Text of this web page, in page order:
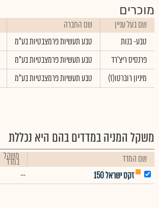
מוכרים
שם בעל עניין שם החברה
טבע- בנות
טבע תעשיות פרמצבטיות בע"מ
פרנסיס ריצ'רד
טבע תעשיות פרמצבטיות בע"מ
מיניון רוברטו(ז)
טבע תעשיות פרמצבטיות בע"מ
משקל המניה במדדים בהם היא נכללת
שם המדד משקל
במדד
זקס ישראל 150
--